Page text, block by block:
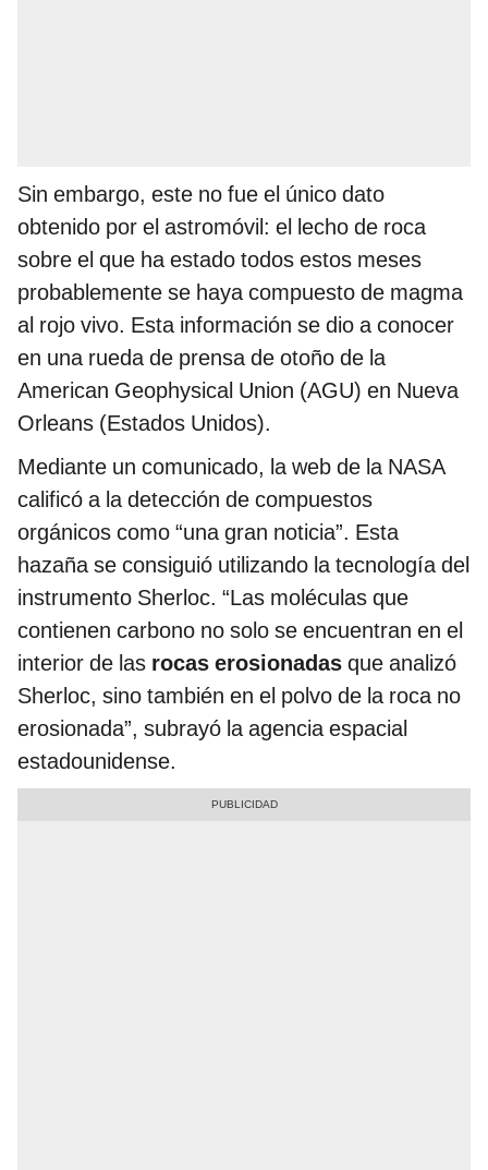
Sin embargo, este no fue el único dato
obtenido por el astromóvil: el lecho de roca
sobre el que ha estado todos estos meses
probablemente se haya compuesto de magma
al rojo vivo. Esta información se dio a conocer
en una rueda de prensa de otoño de la
American Geophysical Union (AGU) en Nueva
Orleans (Estados Unidos).
Mediante un comunicado, la web de la NASA
calificó a la detección de compuestos
orgánicos como “una gran noticia”. Esta
hazaña se consiguió utilizando la tecnología del
instrumento Sherloc. “Las moléculas que
contienen carbono no solo se encuentran en el
interior de las rocas erosionadas que analizó
Sherloc, sino también en el polvo de la roca no
erosionada”, subrayó la agencia espacial
estadounidense.